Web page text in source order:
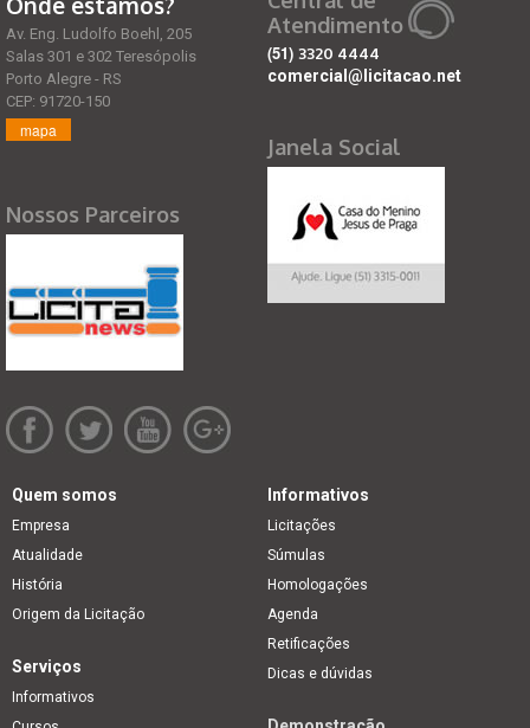
Av. Eng. Ludolfo Boehl, 205
Salas 301 e 302 Teresópolis
Porto Alegre - RS
CEP: 91720-150
mapa
Nossos Parceiros
Atendimento
(51) 3320 4444
comercial@licitacao.net
Janela Social
Quem somos
Empresa
Atualidade
História
Origem da Licitação
Informativos
Licitações
Súmulas
Homologações
Agenda
Retificações
Dicas e dúvidas
Serviços
Informativos